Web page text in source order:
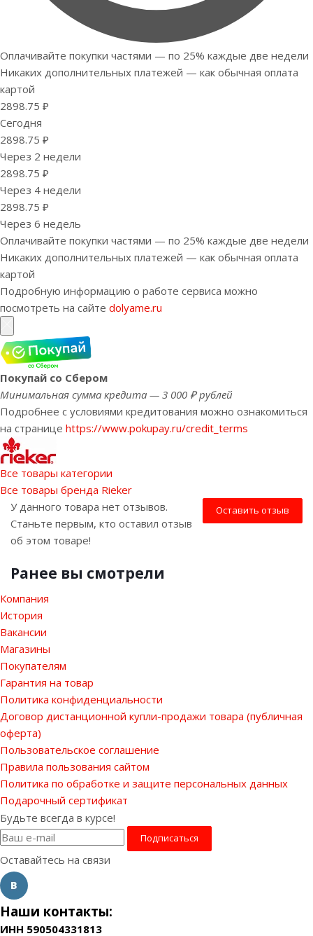
Оплачивайте покупки частями — по 25% каждые две недели
Никаких дополнительных платежей — как обычная оплата
картой
2898.75 ₽
Сегодня
2898.75 ₽
Через 2 недели
2898.75 ₽
Через 4 недели
2898.75 ₽
Через 6 недель
Оплачивайте покупки частями — по 25% каждые две недели
Никаких дополнительных платежей — как обычная оплата
картой
Подробную информацию о работе сервиса можно
посмотреть на сайте dolyame.ru
Покупай со Сбером
Минимальная сумма кредита — 3 000 ₽ рублей
Подробнее с условиями кредитования можно ознакомиться
на странице https://www.pokupay.ru/credit_terms
Все товары категории
Все товары бренда Rieker
Оставить отзыв
У данного товара нет отзывов.
Станьте первым, кто оставил отзыв
об этом товаре!
Ранее вы смотрели
Компания
История
Вакансии
Магазины
Покупателям
Гарантия на товар
Политика конфиденциальности
Договор дистанционной купли-продажи товара (публичная
оферта)
Пользовательское соглашение
Правила пользования сайтом
Политика по обработке и защите персональных данных
Подарочный сертификат
Будьте всегда в курсе!
Оставайтесь на связи
Наши контакты:
ИНН 590504331813